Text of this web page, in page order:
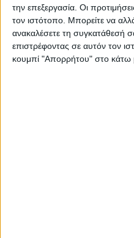
την επεξεργασία. Οι
τον ιστότοπο. Μπορείτε να
ανακαλέσετε τη συγκατάθεσή
επιστρέφοντας σε αυτόν τον
κουμπί "Απορρήτου" στο κάτω